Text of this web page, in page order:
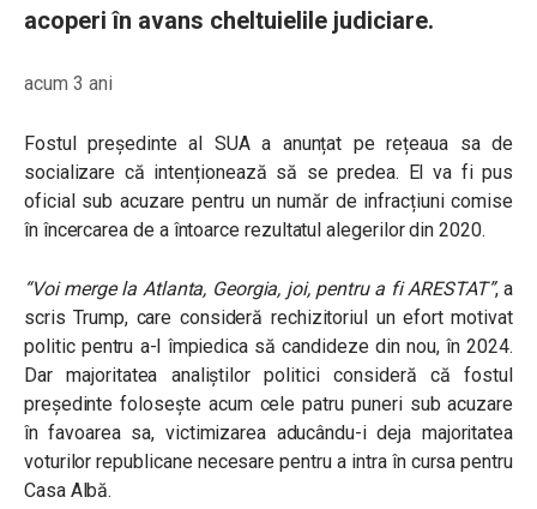
acoperi în avans cheltuielile judiciare.
acum 3 ani
Fostul președinte al SUA a anunțat pe rețeaua sa de
socializare că intenționează să se predea. El va fi pus
oficial sub acuzare pentru un număr de infracțiuni comise
în încercarea de a întoarce rezultatul alegerilor din 2020.
“Voi merge la Atlanta, Georgia, joi, pentru a fi ARESTAT”, a
scris Trump, care consideră rechizitoriul un efort motivat
politic pentru a-l împiedica să candideze din nou, în 2024.
Dar majoritatea analiștilor politici consideră că fostul
președinte folosește acum cele patru puneri sub acuzare
în favoarea sa, victimizarea aducându-i deja majoritatea
voturilor republicane necesare pentru a intra în cursa pentru
Casa Albă.